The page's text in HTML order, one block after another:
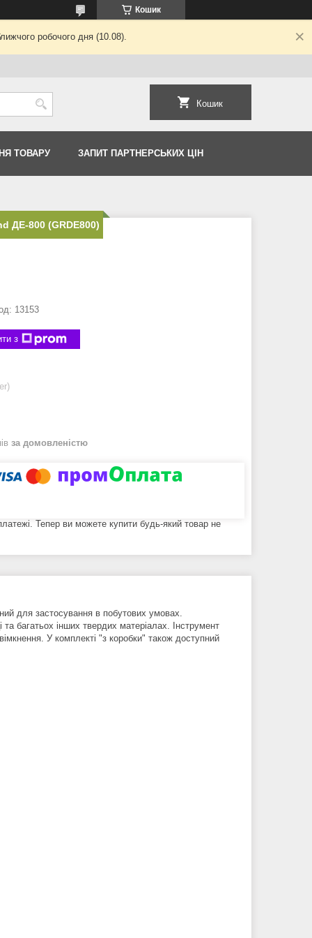
Кошик
робочого дня (10.08).
Кошик
ТОВАРУ ЗАПИТ ПАРТНЕРСЬКИХ ЦІН
ДЕ-800 (GRDE800)
13153
з
за домовленістю
Тепер ви можете купити будь-який товар не
для застосування в побутових умовах.
багатьох інших твердих матеріалах. Інструмент
У комплекті "з коробки" також доступний